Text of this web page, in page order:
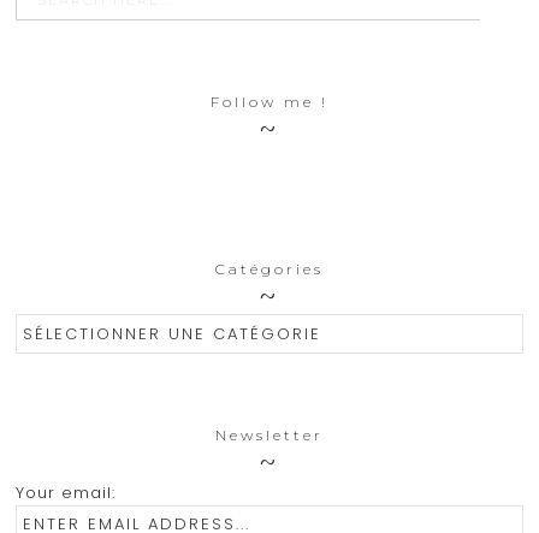
Follow me !
Catégories
Catégories
Newsletter
Your email: